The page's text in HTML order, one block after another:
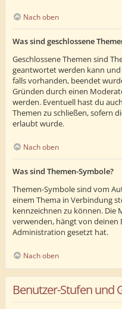
Nach oben
Was sind geschlossene
Geschlossene Themen sind
geantwortet werden kann
falls vorhanden, beendet
Gründen durch einen
werden. Eventuell hast du
Themen zu schließen, sofern
erlaubt wurde.
Nach oben
Was sind Themen-Symbole?
Themen-Symbole sind vom
einem Thema in Verbindung
kennzeichnen zu können. Die
verwenden, hängt von deinen
Administration gesetzt hat.
Nach oben
Benutzer-Stufen und